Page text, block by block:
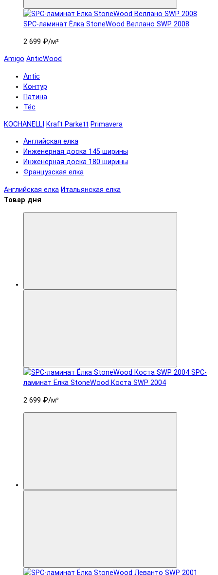
SPC-ламинат Ëлка StoneWood Веллано SWP 2008
2 699 ₽/м²
Amigo AnticWood
Antic
Контур
Патина
Тёс
KOCHANELLI Kraft Parkett Primavera
Английская елка
Инженерная доска 145 ширины
Инженерная доска 180 ширины
Французская елка
Английская елка Итальянская елка
Товар дня
SPC-
ламинат Ëлка StoneWood Коста SWP 2004
2 699 ₽/м²